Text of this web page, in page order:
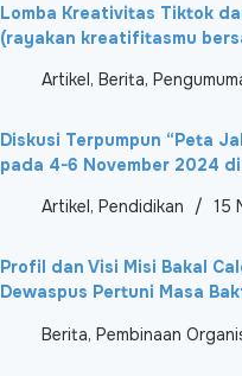
Lomba Kreativitas Tiktok
(rayakan kreatifitasmu
Artikel, Berita,
Diskusi Terpumpun “Peta
pada 4-6 November 2024
Artikel , Pendidikan 15
Profil dan Visi Misi Bakal
Dewaspus Pertuni Masa
Berita, Pembinaan